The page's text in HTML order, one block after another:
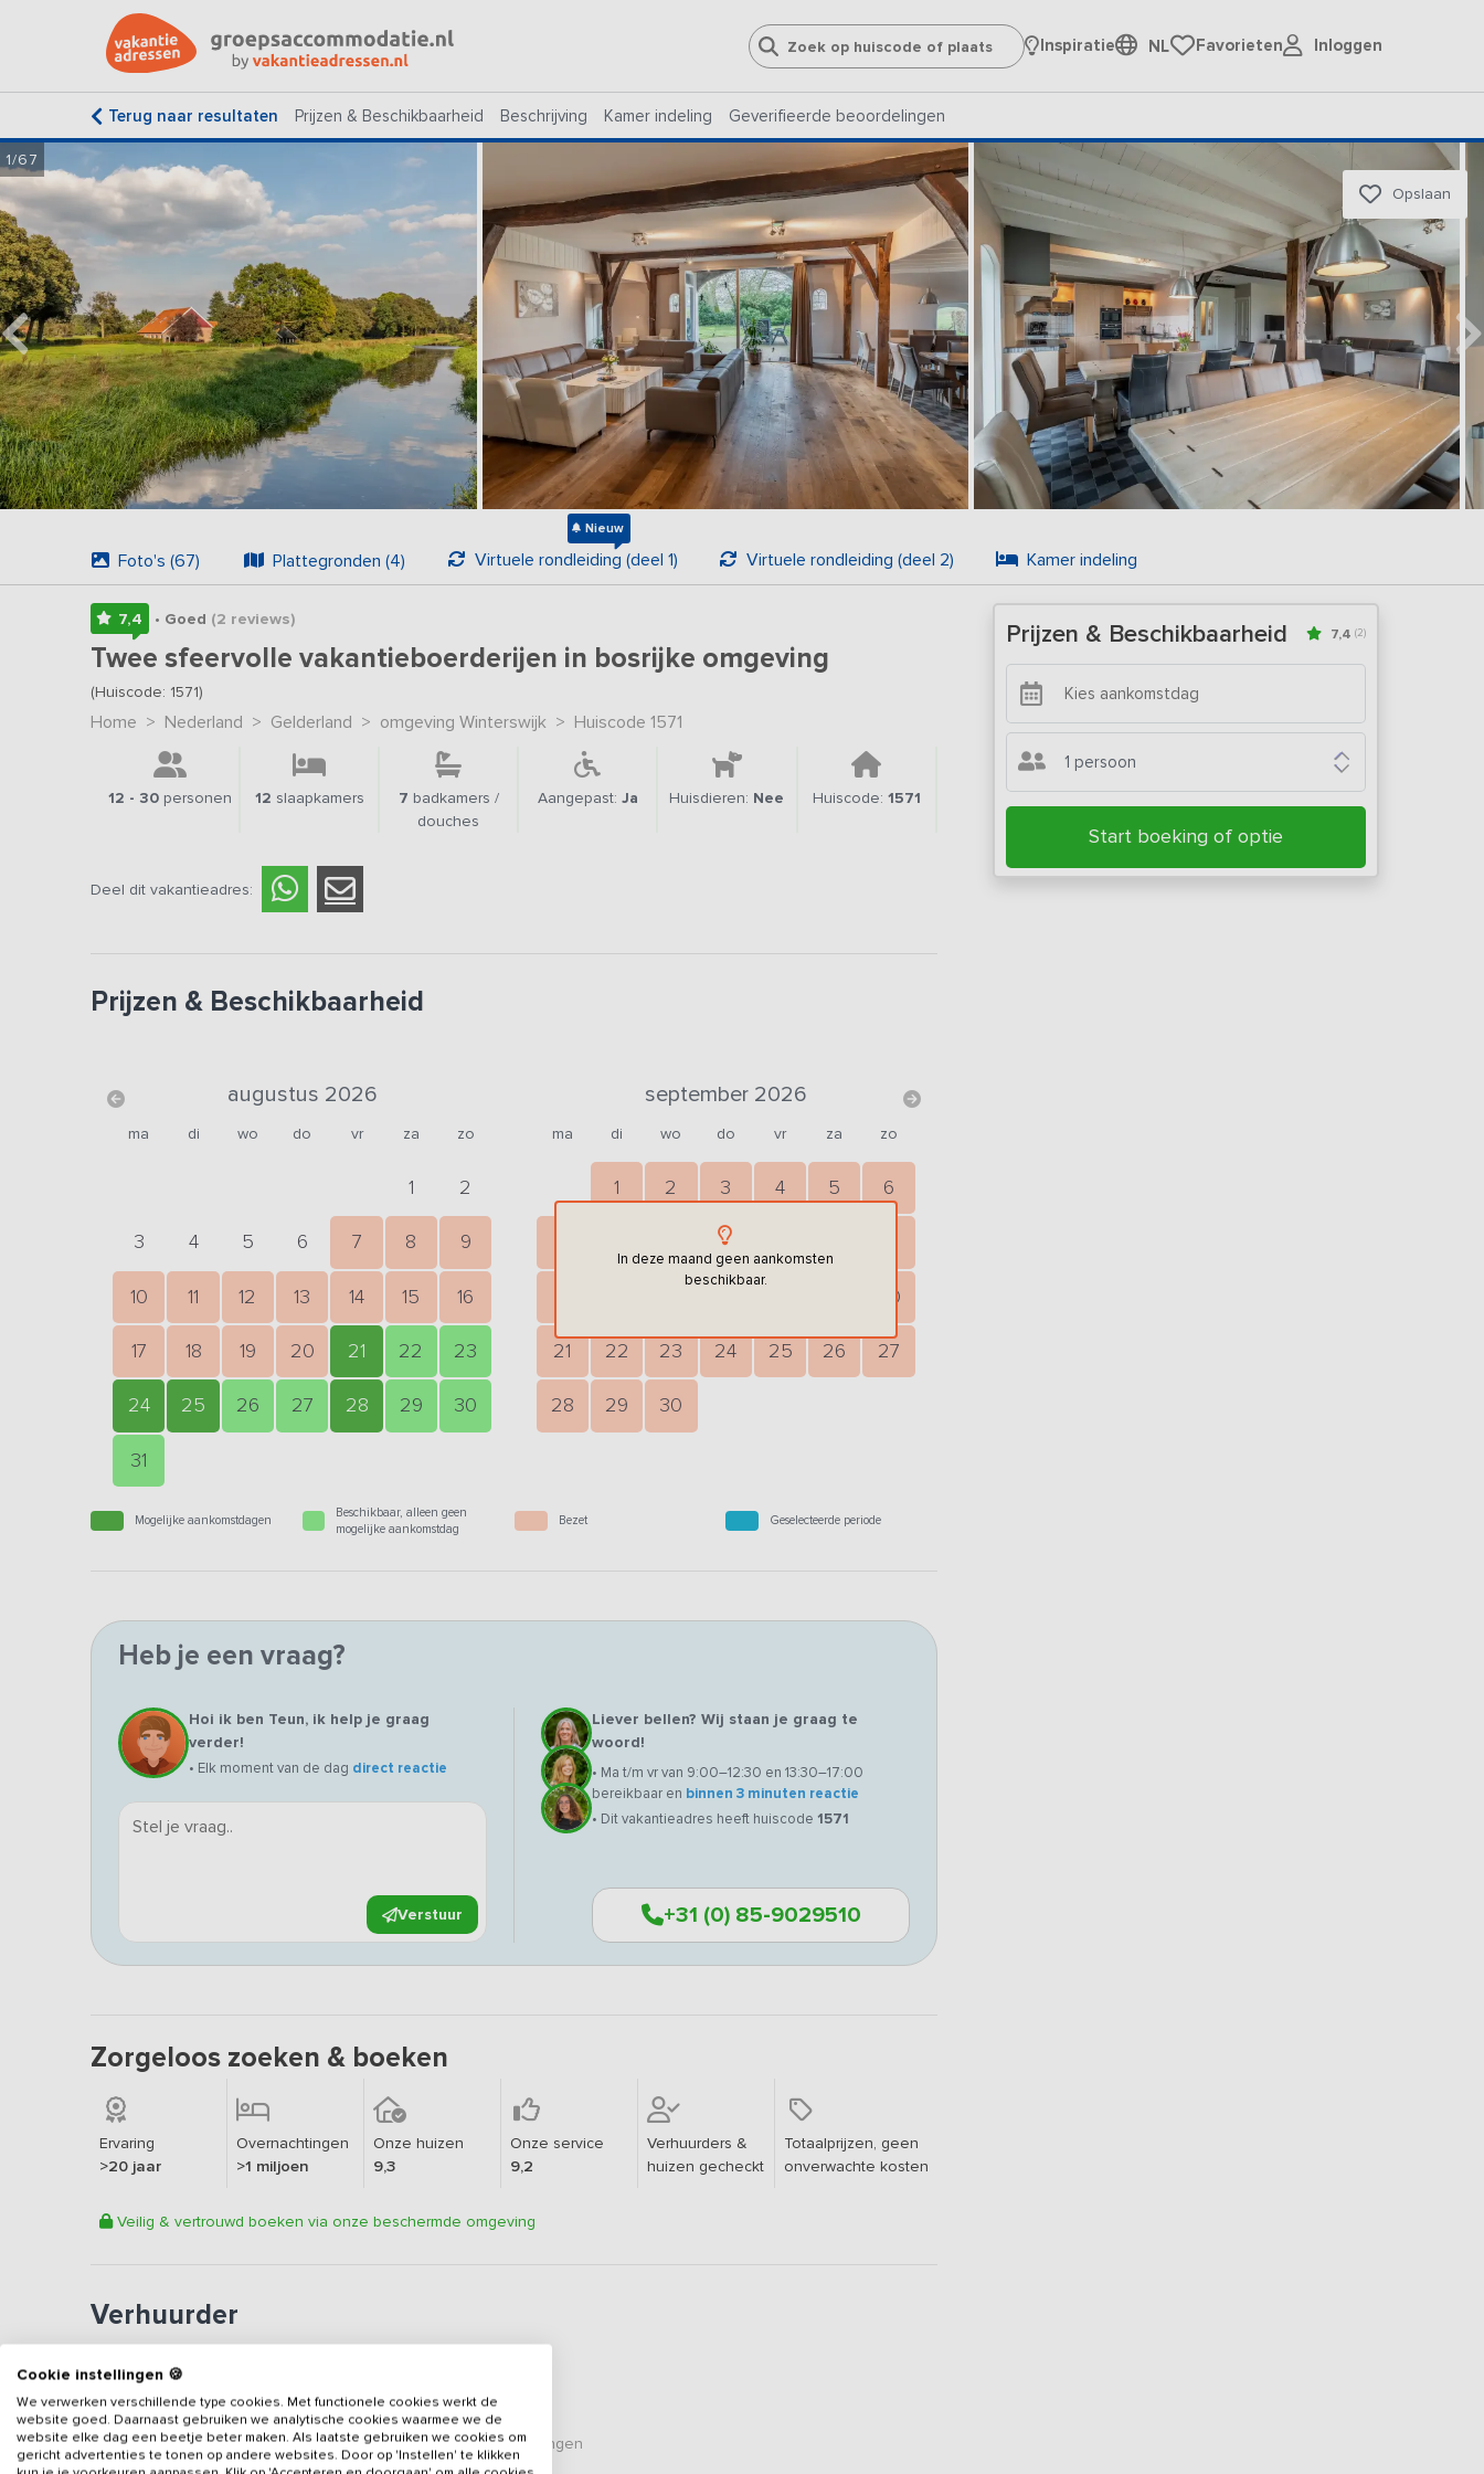
Inspiratie NL Favorieten Inloggen
Terug naar resultaten Prijzen & Beschikbaarheid Beschrijving Kamer indeling Geverifieerde beoordelingen
1/67
Opslaan
Foto's (67) Plattegronden (4) Virtuele rondleiding (deel 1)
Nieuw
Virtuele rondleiding (deel 2) Kamer indeling
7,4 • Goed (2 reviews)
Twee sfeervolle vakantieboerderijen in bosrijke omgeving
(Huiscode: 1571)
Home > Nederland > Gelderland > omgeving Winterswijk > Huiscode 1571
12 - 30 personen 12 slaapkamers 7 badkamers /
douches
Aangepast: Ja Huisdieren: Nee Huiscode: 1571
Deel dit vakantieadres:
Prijzen & Beschikbaarheid
augustus 2026
ma di wo do vr za zo
1 2
3 4 5 6 7 8 9
10 11 12 13 14 15 16
17 18 19 20 21 22 23
24 25 26 27 28 29 30
31
september 2026
ma di wo do vr za zo
1 2 3 4 5 6
10
20
21 22 23 24 25 26 27
28 29 30
In deze maand geen aankomsten
beschikbaar.
Mogelijke aankomstdagen
Beschikbaar, alleen geen
mogelijke aankomstdag
Bezet Geselecteerde periode
Heb je een vraag?
Hoi ik ben Teun, ik help je graag
verder!
• Elk moment van de dag direct reactie
Verstuur
Liever bellen? Wij staan je graag te
woord!
• Ma t/m vr van 9:00–12:30 en 13:30–17:00
bereikbaar en binnen 3 minuten reactie
• Dit vakantieadres heeft huiscode 1571
+31 (0) 85-9029510
Zorgeloos zoeken & boeken
Ervaring
>20 jaar
Overnachtingen
>1 miljoen
Onze huizen
9,3
Onze service
9,2
Verhuurders &
huizen gecheckt
Totaalprijzen, geen
onverwachte kosten
Veilig & vertrouwd boeken via onze beschermde omgeving
Verhuurder
Geweldige locatie
Een7.4op basis van2beoordelingen
Prijzen & Beschikbaarheid 7,4 (2)
1 persoon
Start boeking of optie
Cookie instellingen 🍪
We verwerken verschillende type cookies. Met functionele cookies werkt de
website goed. Daarnaast gebruiken we analytische cookies waarmee we de
website elke dag een beetje beter maken. Als laatste gebruiken we cookies om
gericht advertenties te tonen op andere websites. Door op 'Instellen' te klikken